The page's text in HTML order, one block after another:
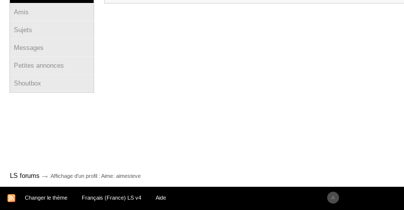
Amis
Sujets
Messages
Petites annonces
Shoutbox
LS forums → Affichage d'un profil : Aime: aimesteve
Changer le thème Français (France) LS v4 Aide